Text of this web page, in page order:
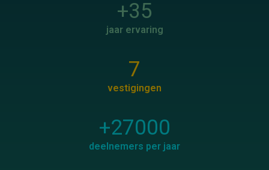
+35
jaar ervaring
7
vestigingen
+27000
deelnemers per jaar